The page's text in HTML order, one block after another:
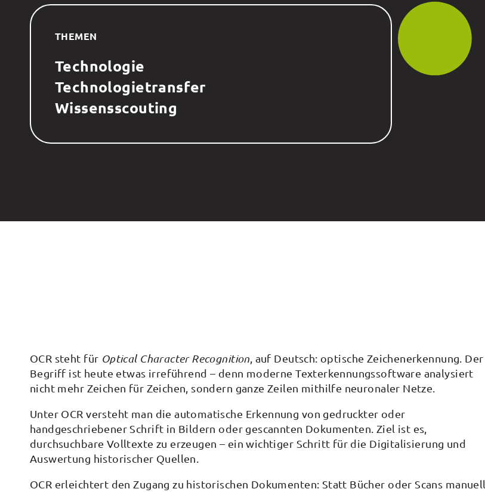
THEMEN
Technologie
Technologietransfer
Wissensscouting
OCR steht für Optical Character Recognition , auf Deutsch: optische Zeichenerkennung. Der
Begriff ist heute etwas irreführend – denn moderne Texterkennungssoftware analysiert
nicht mehr Zeichen für Zeichen, sondern ganze Zeilen mithilfe neuronaler Netze.
Unter OCR versteht man die automatische Erkennung von gedruckter oder
handgeschriebener Schrift in Bildern oder gescannten Dokumenten. Ziel ist es,
durchsuchbare Volltexte zu erzeugen – ein wichtiger Schritt für die Digitalisierung und
Auswertung historischer Quellen.
OCR erleichtert den Zugang zu historischen Dokumenten: Statt Bücher oder Scans manuell